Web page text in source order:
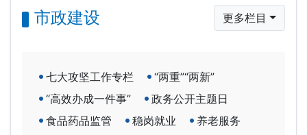
市政建设 更多栏目
七大攻坚工作专栏
“两重”“两新”
“高效办成一件事”
政务公开主题日
食品药品监管
稳岗就业
养老服务